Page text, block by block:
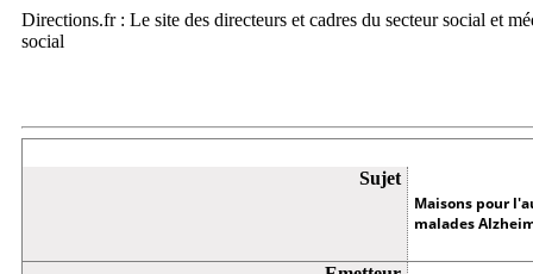
Directions.fr : Le site des directeurs et cadres du secteur social et
social
Sujet
Maisons pour
malades